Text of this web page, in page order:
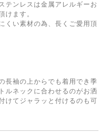
テンレスは金属アレルギーお
けます。
くい素材の為、長くご愛用頂
長袖の上からでも着用でき季
ルネックに合わせるのがお洒
けてジャラッと付けるのも可